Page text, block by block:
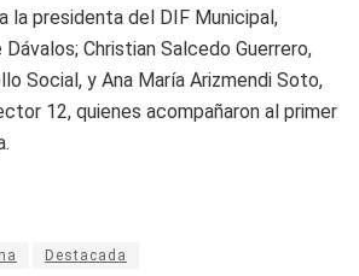
la presidenta del DIF Municipal,
Christian Salcedo Guerrero,
Social, y Ana María Arizmendi Soto,
12, quienes acompañaron al primer
Destacada